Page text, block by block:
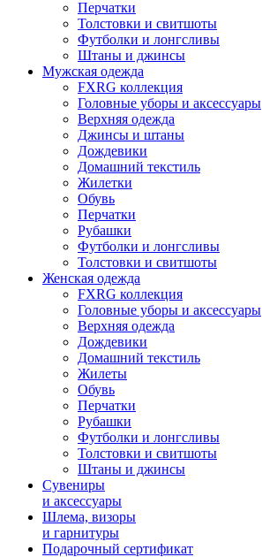
Перчатки
Толстовки и свитшоты
Футболки и лонгсливы
Штаны и джинсы
Мужская одежда
FXRG коллекция
Головные уборы и аксессуары
Верхняя одежда
Джинсы и штаны
Дождевики
Домашний текстиль
Жилетки
Обувь
Перчатки
Рубашки
Футболки и лонгсливы
Толстовки и свитшоты
Женская одежда
FXRG коллекция
Головные уборы и аксессуары
Верхняя одежда
Дождевики
Домашний текстиль
Жилеты
Обувь
Перчатки
Рубашки
Футболки и лонгсливы
Толстовки и свитшоты
Штаны и джинсы
Сувениры
и аксессуары
Шлема, визоры
и гарнитуры
Подарочный сертификат